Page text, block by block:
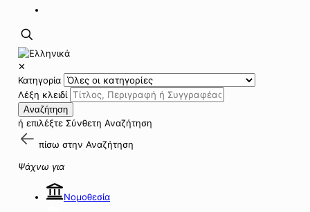
✕
Κατηγορία
Λέξη κλειδί
Αναζήτηση
ή επιλέξτε Σύνθετη Αναζήτηση
πίσω στην Αναζήτηση
Ψάχνω για
Νομοθεσία